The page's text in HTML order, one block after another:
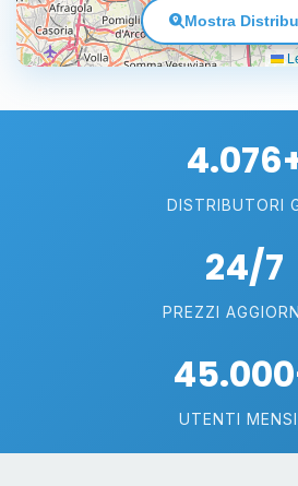
Mostra
DISTRIBUTORI
24/7
PREZZI
UTENTI